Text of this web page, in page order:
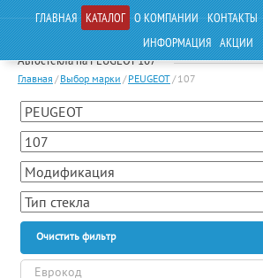
ГЛАВНАЯ КАТАЛОГ О КОМПАНИИ КОНТАКТЫ
ИНФОРМАЦИЯ АКЦИИ
Автостекла на PEUGEOT 107
Главная / Выбор марки / PEUGEOT/ 107
Очистить фильтр